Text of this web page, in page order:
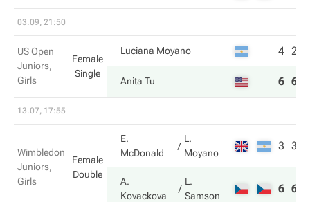
03.09, 21:50
US Open
Juniors,
Girls
Female
Single
Luciana Moyano 4 2
Anita Tu 6 6
13.07, 17:55
Wimbledon
Juniors,
Girls
Female
Double
E.
McDonald
L.
Moyano
3 3
A.
Kovackova
L.
Samson
6 6